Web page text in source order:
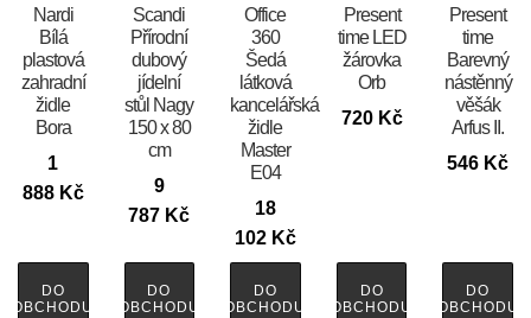
Nardi
Bílá
plastová
zahradní
židle
Bora
1
888 Kč
DO
OBCHODU
Scandi
Přírodní
dubový
jídelní
stůl Nagy
150 x 80
cm
9
787 Kč
DO
OBCHODU
Office
360
Šedá
látková
kancelářská
židle
Master
E04
18
102 Kč
DO
OBCHODU
Present
time LED
žárovka
Orb
720 Kč
DO
OBCHODU
Present
time
Barevný
nástěnný
věšák
Arfus II.
546 Kč
DO
OBCHODU